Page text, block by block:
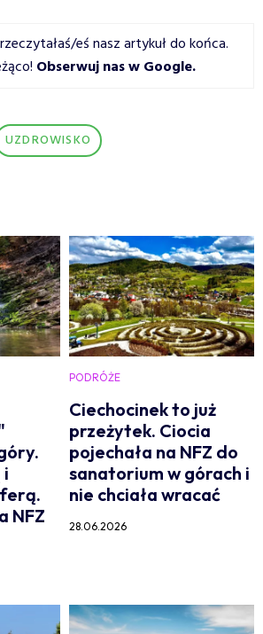
eś nasz artykuł do końca.
Obserwuj nas w Google.
UZDROWISKO
i
NFZ
PODRÓŻE
Ciechocinek to już
przeżytek. Ciocia
pojechała na NFZ do
sanatorium w górach i
nie chciała wracać
28.06.2026